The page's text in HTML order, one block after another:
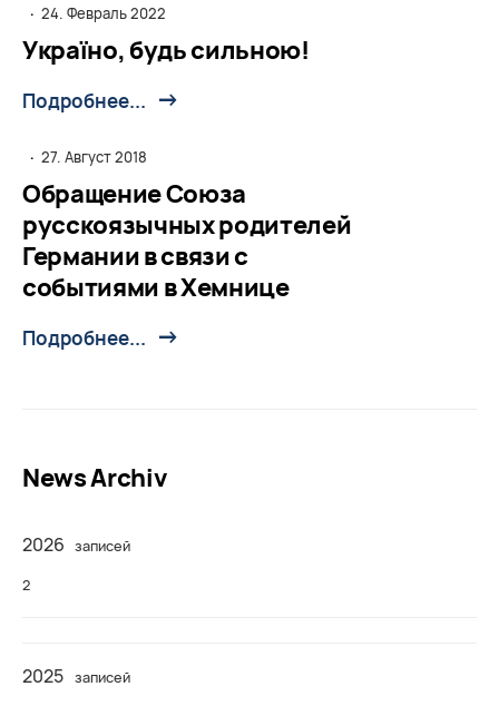
· 24. Февраль 2022
Україно, будь сильною!
Подробнее...
· 27. Август 2018
Обращение Союза
русскоязычных родителей
Германии в связи с
событиями в Хемнице
Подробнее...
News Archiv
2026 записей
2
2025 записей